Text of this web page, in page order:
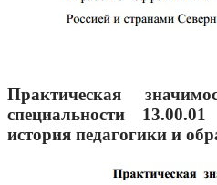
Практическая
специальности
история педагогики и